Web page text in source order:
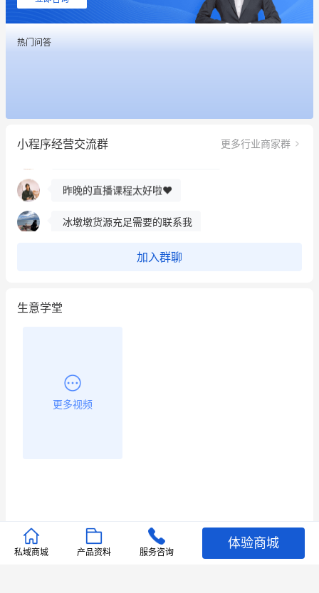
热门问答
小程序经营交流群 更多行业商家群
用有赞就能在微信、小红书同时经营了
餐饮也得靠私域和服务提高竞争力
加入群聊
生意学堂
更多视频
推荐文章
私域商城 产品资料 服务咨询
体验商城